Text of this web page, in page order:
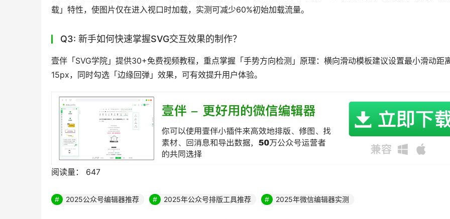
载」特性，使图片仅在进入视口时加载，实测可减少60%初始加载流量。
Q3: 新手如何快速掌握SVG交互效果的制作？
壹伴「SVG学院」提供30+免费视频教程，重点掌握「手势方向检测」原理：横向滑动模板建议设置最小滑动距
15px，同时勾选「边缘回弹」效果，可有效提升用户体验。
阅读量： 647
2025公众号编辑器推荐 2025年公众号排版工具推荐 2025年微信编辑器实测